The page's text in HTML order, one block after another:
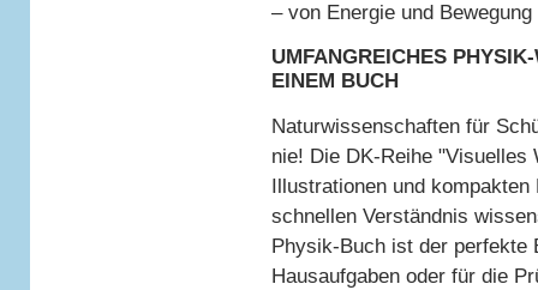
– von Energie und
UMFANGREICHES
EINEM BUCH
Naturwissenschaften für
nie! Die DK-Reihe
Illustrationen und
schnellen Verständnis
Physik-Buch ist der perfekte
Hausaufgaben oder für die